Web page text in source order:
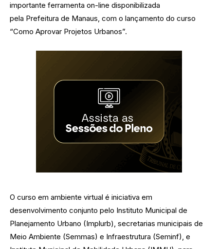
importante ferramenta on-line disponibilizada
pela Prefeitura de Manaus, com o lançamento do curso
“Como Aprovar Projetos Urbanos”.
O curso em ambiente virtual é iniciativa em
desenvolvimento conjunto pelo Instituto Municipal de
Planejamento Urbano (Implurb), secretarias municipais de
Meio Ambiente (Semmas) e Infraestrutura (Seminf), e